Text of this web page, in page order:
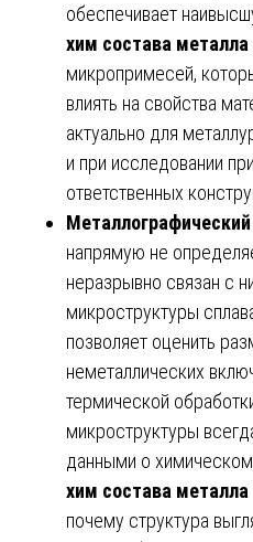
обеспечивает
хим состава металла
микропримесей,
влиять на свойства
актуально для
и при исследовании
ответственных
Металлографический
напрямую не
неразрывно связан с
микроструктуры
позволяет оценить
неметаллических
термической
микроструктуры
данными о химическом
хим состава металла
почему структура